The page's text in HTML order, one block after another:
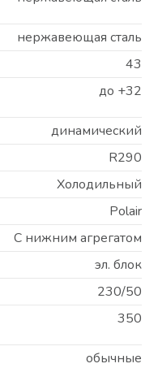
нержавеющая сталь
43
до +32
динамический
R290
Холодильный
Polair
С нижним агрегатом
эл. блок
230/50
350
обычные